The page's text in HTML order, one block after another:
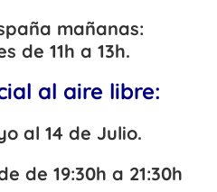
mañanas:
de 11h a 13h.
al aire libre:
al 14 de Julio.
de 19:30h a 21:30h